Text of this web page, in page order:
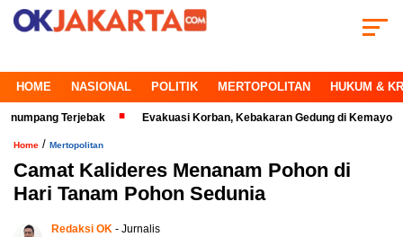
HOME NASIONAL POLITIK MERTOPOLITAN HUKUM &
Terjebak Evakuasi Korban, Kebakaran Gedung di Kemayoran Makin
Home / Mertopolitan
Camat Kalideres Menanam Pohon di
Hari Tanam Pohon Sedunia
Redaksi OK - Jurnalis